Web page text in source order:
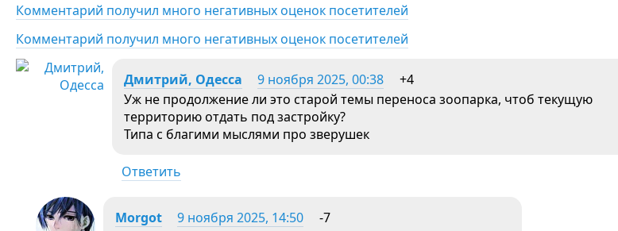
Комментарий получил много негативных оценок посетителей
Комментарий получил много негативных оценок посетителей
Дмитрий, Одесса 9 ноября 2025, 00:38
+4
Уж не продолжение ли это старой темы переноса зоопарка, чтоб текущую
территорию отдать под застройку?
Типа с благими мыслями про зверушек
Ответить
Morgot 9 ноября 2025, 14:50
-7